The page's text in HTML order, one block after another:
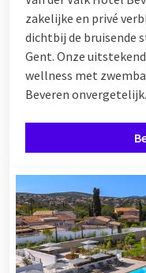
zakelijke en privé
dichtbij de bruisende
Gent. Onze
wellness met
Beveren onvergetelijk.